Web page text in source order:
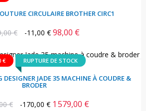
CIRCULAIRE BROTHER CIRC1
€ -11,00 € Prix
98,00 €
€ RUPTURE DE STOCK
JADE 35 MACHINE À COUDRE &
BRODER
€ -170,00 € Prix
1 579,00 €